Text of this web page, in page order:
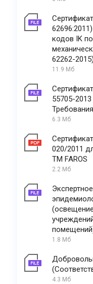
кодов IK
62262-2015)
11.9 Мб
55705-
6.3 Мб
020/2011
ТМ FAROS
2.2 Мб
1.8 Мб
4.3 Мб